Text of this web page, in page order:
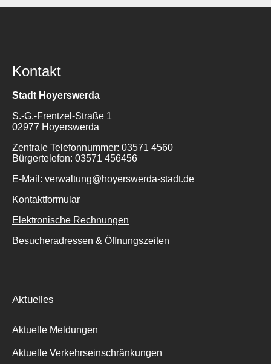
Suche
für:
Kontakt
Stadt Hoyerswerda
S.-G.-Frentzel-Straße 1
02977 Hoyerswerda
Zentrale Telefonnummer: 03571 4560
Bürgertelefon: 03571 456456
E-Mail: verwaltung@hoyerswerda-stadt.de
Kontaktformular
Elektronische Rechnungen
Besucheradressen & Öffnungszeiten
Aktuelles
Aktuelle Meldungen
Aktuelle Verkehrseinschränkungen